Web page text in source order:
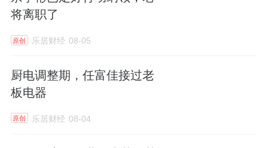
将离职了
原创 乐居财经 08-05
厨电调整期，任富佳接过老
板电器
原创 乐居财经 08-04